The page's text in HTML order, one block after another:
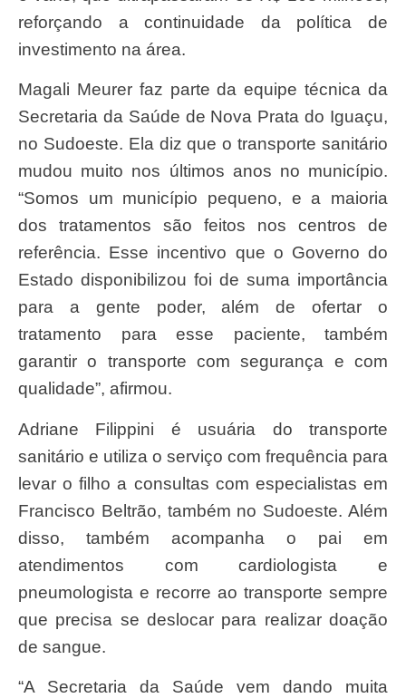
reforçando a continuidade da política de
investimento na área.
Magali Meurer faz parte da equipe técnica da
Secretaria da Saúde de Nova Prata do Iguaçu,
no Sudoeste. Ela diz que o transporte sanitário
mudou muito nos últimos anos no município.
“Somos um município pequeno, e a maioria
dos tratamentos são feitos nos centros de
referência. Esse incentivo que o Governo do
Estado disponibilizou foi de suma importância
para a gente poder, além de ofertar o
tratamento para esse paciente, também
garantir o transporte com segurança e com
qualidade”, afirmou.
Adriane Filippini é usuária do transporte
sanitário e utiliza o serviço com frequência para
levar o filho a consultas com especialistas em
Francisco Beltrão, também no Sudoeste. Além
disso, também acompanha o pai em
atendimentos com cardiologista e
pneumologista e recorre ao transporte sempre
que precisa se deslocar para realizar doação
de sangue.
“A Secretaria da Saúde vem dando muita